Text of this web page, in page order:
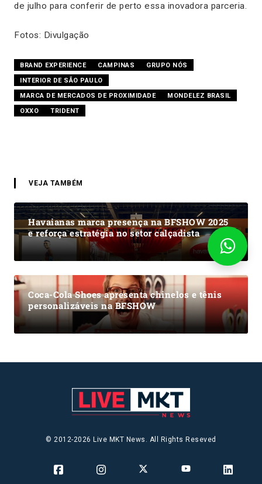
de julho para conferir de perto essa inovadora parceria.
Fotos: Divulgação
BRAND EXPERIENCE CAMPINAS
GRUPO NÓS
INTERIOR DE SÃO PAULO
MARCA DE MERCADOS DE PROXIMIDADE
MONDELEZ BRASIL
OXXO
TRIDENT
VEJA TAMBÉM
Havaianas marca presença na BFSHOW 2025
e reforça estratégia no setor calçadista
Coca-Cola Shoes apresenta chinelos e tênis
personalizáveis na BFSHOW
© 2012-2026 Live MKT News. All Rights Reseved